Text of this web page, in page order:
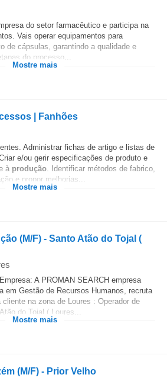
do setor farmacêutico e participa na
Vais operar equipamentos para
de cápsulas, garantindo a qualidade e
do processo...
Mostre mais
| Fanhões
Administrar fichas de artigo e listas de
e/ou gerir especificações de produto e
à produção. Identificar métodos de fabrico,
e propor melhorias...
Mostre mais
(M/F) - Santo Atão do Tojal (
A PROMAN SEARCH empresa
em Gestão de Recursos Humanos, recruta
cliente na zona de Loures : Operador de
do Tojal ( Loures...
Mostre mais
(M/F) - Prior Velho